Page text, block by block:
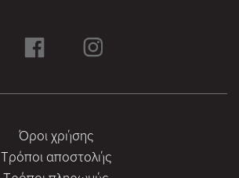
Όροι χρήσης
Τρόποι αποστολής